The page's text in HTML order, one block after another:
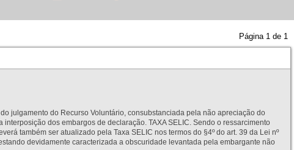
Página 1 de 1
julgamento do Recurso Voluntário, consubstanciada pela não apreciação do
dos embargos de declaração. TAXA SELIC. Sendo o ressarcimento
também ser atualizado pela Taxa SELIC nos termos do §4º do art. 39 da Lei nº
devidamente caracterizada a obscuridade levantada pela embargante não